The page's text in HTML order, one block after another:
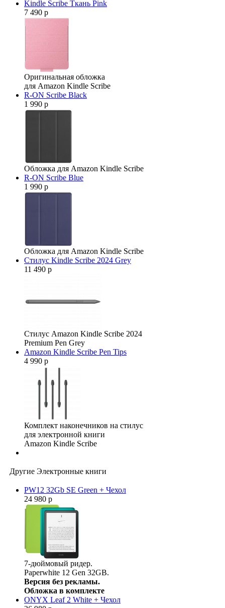
Kindle Scribe Ткань Pink
7 490 р
Оригинальная обложка
для Amazon Kindle Scribe
R-ON Scribe Black
1 990 р
Обложка для Amazon Kindle Scribe
R-ON Scribe Blue
1 990 р
Обложка для Amazon Kindle Scribe
Стилус Kindle Scribe 2024 Grey
11 490 р
Стилус Amazon Kindle Scribe 2024
Premium Pen Grey
Amazon Kindle Scribe Pen Tips
4 990 р
Комплект наконечников на стилус
для электронной книги
Amazon Kindle Scribe
Другие Электронные книги
PW12 32Gb SE Green + Чехол
24 980 р
7-дюймовый ридер.
Paperwhite 12 Gen 32GB.
Версия без рекламы.
Обложка в комплекте
ONYX Leaf 2 White + Чехол